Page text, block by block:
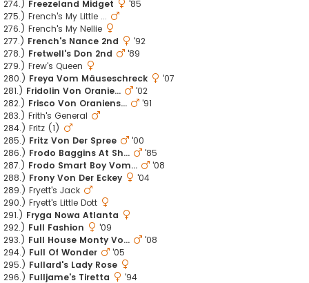
274.) Freezeland Midget
'85
275.) French's My Little ...
276.) French's My Nellie
277.) French's Nance 2nd
'92
278.) Fretwell's Don 2nd
'89
279.) Frew's Queen
280.) Freya Vom Mäuseschreck
'07
281.) Fridolin Von Oranie...
'02
282.) Frisco Von Oraniens...
'91
283.) Frith's General
284.) Fritz (1)
285.) Fritz Von Der Spree
'00
286.) Frodo Baggins At Sh...
'85
287.) Frodo Smart Boy Vom...
'08
288.) Frony Von Der Eckey
'04
289.) Fryett's Jack
290.) Fryett's Little Dott
291.) Fryga Nowa Atlanta
292.) Full Fashion
'09
293.) Full House Monty Vo...
'08
294.) Full Of Wonder
'05
295.) Fullard's Lady Rose
296.) Fulljame's Tiretta '94